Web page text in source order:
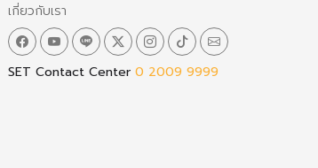
เกี่ยวกับเรา
SET Contact Center 0 2009 9999